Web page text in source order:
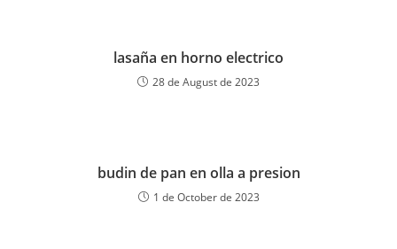
lasaña en horno electrico
28 de August de 2023
budin de pan en olla a presion
1 de October de 2023